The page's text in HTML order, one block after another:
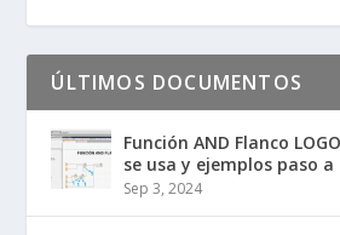
ÚLTIMOS DOCUMENTOS
Función AND Flanco
se usa y ejemplos paso a
Sep 3, 2024